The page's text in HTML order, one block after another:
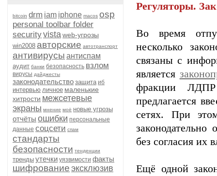
bitcoin drm iam iphone macos osp
personal toolbar folder
securityvistaweb-угрозы
win2008 авторские автотранспорт
антивирусы антиспам
аудит банки безопасность взлом
вирусы дайджесты
законодательство защита иб
интервью личное маленькие
хитрости межсетевые
экраны мнение моё новые угрозы
отчёты ошибки персональные
данные соцсети спам
стандарты
безопасности тенденции
тренды утечки уязвимости факты
шифрование эксклюзив
Регуляторы.
Во время
несколько
связаны с
является
фракции
предлагается
сетях. При
законодательно
без согласия их
Ещё одной